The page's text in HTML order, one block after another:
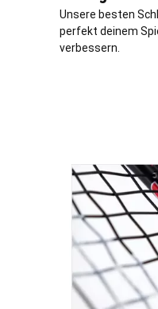
Unsere besten
perfekt deinem
verbessern.